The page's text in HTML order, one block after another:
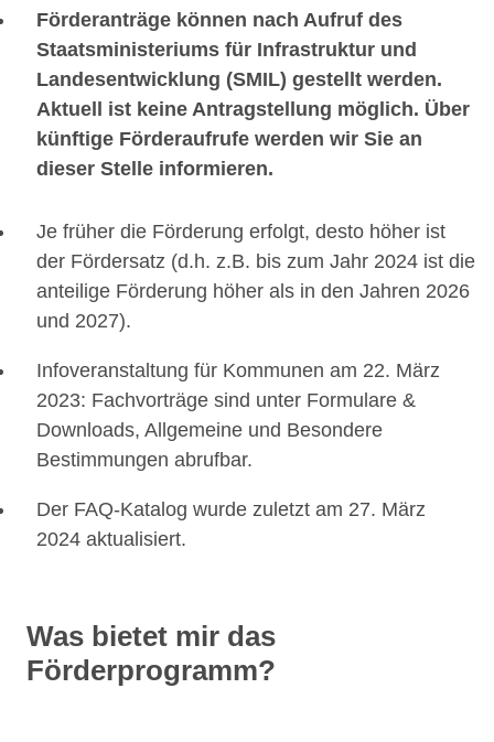
Förderanträge können nach Aufruf des
Staatsministeriums für Infrastruktur und
Landesentwicklung (SMIL) gestellt werden.
Aktuell ist keine Antragstellung möglich. Über
künftige Förderaufrufe werden wir Sie an
dieser Stelle informieren.
Je früher die Förderung erfolgt, desto höher ist
der Fördersatz (d.h. z.B. bis zum Jahr 2024 ist die
anteilige Förderung höher als in den Jahren 2026
und 2027).
Infoveranstaltung für Kommunen am 22. März
2023: Fachvorträge sind unter Formulare &
Downloads, Allgemeine und Besondere
Bestimmungen abrufbar.
Der FAQ-Katalog wurde zuletzt am 27. März
2024 aktualisiert.
Was bietet mir das
Förderprogramm?